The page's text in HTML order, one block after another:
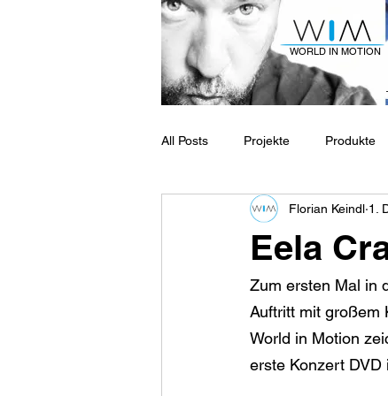
WORLD IN MOTION
All Posts Projekte Produkte
Eela
Florian Keindl 1.
Zum ersten Mal in
Auftritt mit großem
World in Motion
erste Konzert